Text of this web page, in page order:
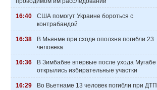
16:40
США помогут Украине бороться с
контрабандой
16:38
В Мьянме при сходе оползня погибли 23
человека
16:36
В Зимбабве впервые после ухода Мугабе
открылись избирательные участки
16:29
Во Вьетнаме 13 человек погибли при ДТП